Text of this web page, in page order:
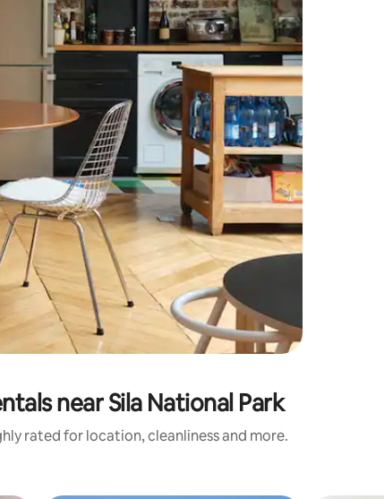
by touch or swipe gestures.
near Sila National Park
rated for location, cleanliness and more.